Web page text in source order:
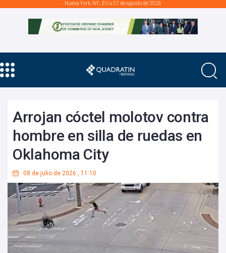
Nueva York, NY., EU a 07 de agosto de 2026
Arrojan cóctel molotov contra
hombre en silla de ruedas en
Oklahoma City
08 de julio de 2026 , 11:10